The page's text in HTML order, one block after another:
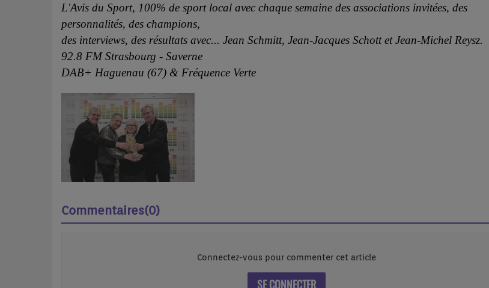
L'Avis du Sport, 100% de sport local avec chaque semaine des associations invitées, des
personnalités, des champions,
des interviews, des résultats avec... Jean Schmitt, Jean-Jacques Schott et Jean-Michel Reysz.
92.8 FM Strasbourg - Saverne
DAB+ Haguenau (67) & Fréquence Verte
Commentaires(0)
Connectez-vous pour commenter cet article
SE CONNECTER